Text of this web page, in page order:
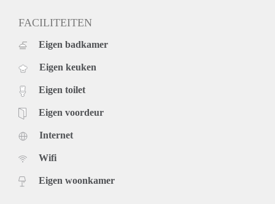
FACILITEITEN
Eigen badkamer
Eigen keuken
Eigen toilet
Eigen voordeur
Internet
Wifi
Eigen woonkamer